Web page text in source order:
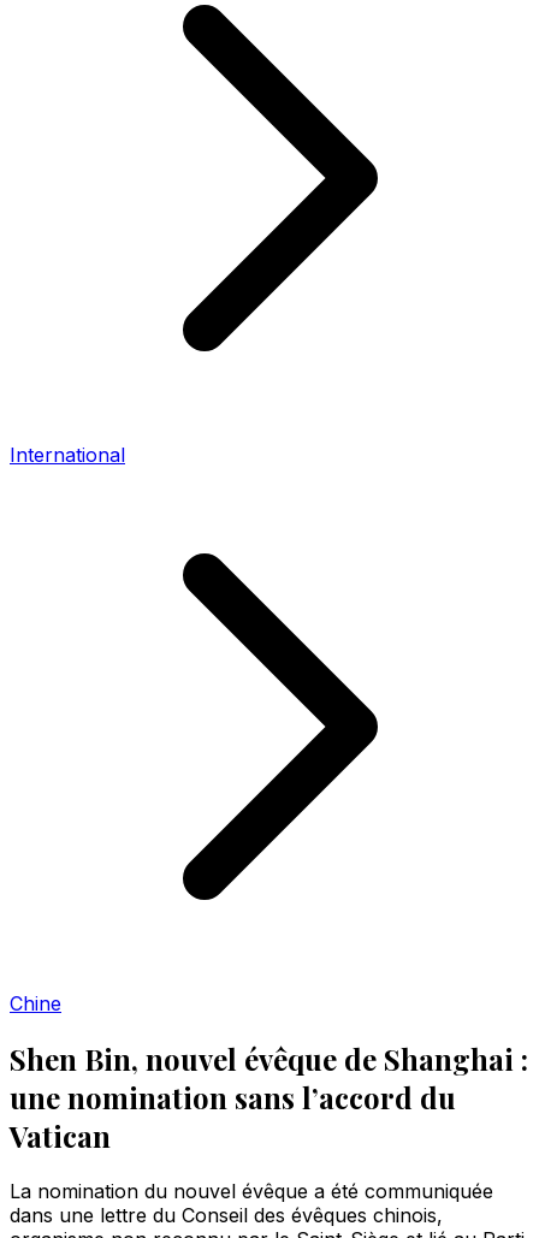
International
Chine
Shen Bin, nouvel évêque de Shanghai :
une nomination sans l’accord du
Vatican
La nomination du nouvel évêque a été communiquée
dans une lettre du Conseil des évêques chinois,